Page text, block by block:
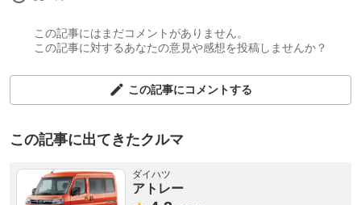
この記事にはまだコメントがありません。
この記事に対するあなたの意見や感想を投稿しませんか？
この記事にコメントする
この記事に出てきたクルマ
ダイハツ
アトレー